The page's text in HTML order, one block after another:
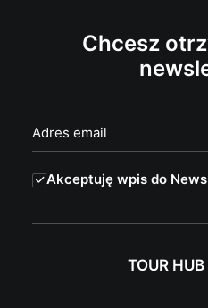
Chcesz
Akceptuję wpis do
TOUR